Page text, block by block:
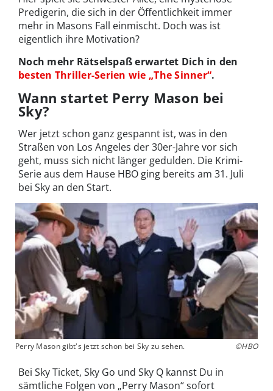
Predigerin, die sich in der Öffentlichkeit immer
mehr in Masons Fall einmischt. Doch was ist
eigentlich ihre Motivation?
Noch mehr Rätselspaß erwartet Dich in den
besten Thriller-Serien wie „The Sinner“.
Wann startet Perry Mason bei
Sky?
Wer jetzt schon ganz gespannt ist, was in den
Straßen von Los Angeles der 30er-Jahre vor sich
geht, muss sich nicht länger gedulden. Die Krimi-
Serie aus dem Hause HBO ging bereits am 31. Juli
bei Sky an den Start.
Perry Mason gibt's jetzt schon bei Sky zu sehen. ©HBO
Bei Sky Ticket, Sky Go und Sky Q kannst Du in
sämtliche Folgen von „Perry Mason“ sofort